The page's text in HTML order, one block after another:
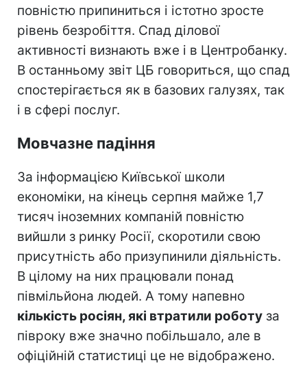
повністю припиниться і істотно зросте
рівень безробіття. Спад ділової
активності визнають вже і в Центробанку.
В останньому звіт ЦБ говориться, що спад
спостерігається як в базових галузях, так
і в сфері послуг.
Мовчазне падіння
За інформацією Київської школи
економіки, на кінець серпня майже 1,7
тисяч іноземних компаній повністю
вийшли з ринку Росії, скоротили свою
присутність або призупинили діяльність.
В цілому на них працювали понад
півмільйона людей. А тому напевно
кількість росіян, які втратили роботу за
півроку вже значно побільшало, але в
офіційній статистиці це не відображено.